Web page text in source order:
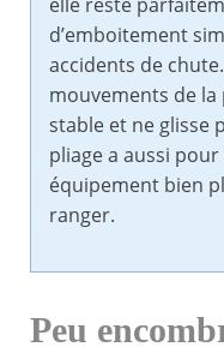
d’emboitement
accidents de
mouvements de
stable et ne glisse
pliage a aussi
équipement bien
ranger.
Peu